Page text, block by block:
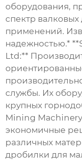
оборудования,
спектр
применений.
надежностью.*
Ltd:**
службы. Их
крупных
Mining
экономичные
различных
дробилки для